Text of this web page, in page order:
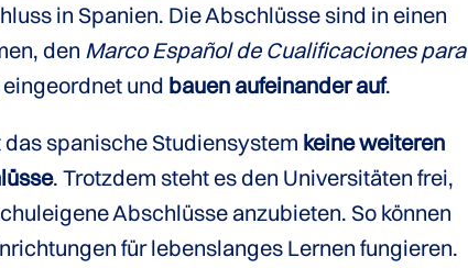
in Spanien. Die Abschlüsse sind in einen
den Marco Español de Cualificaciones para
und bauen aufeinander auf.
spanische Studiensystem keine weiteren
. Trotzdem steht es den Universitäten frei,
Abschlüsse anzubieten. So können
für lebenslanges Lernen fungieren.